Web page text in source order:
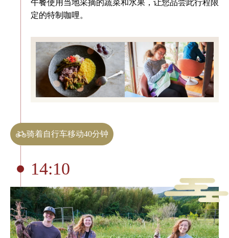
午餐使用当地采摘的蔬菜和水果，让您品尝此行程限
定的特制咖哩。
骑着自行车移动40分钟
14:10